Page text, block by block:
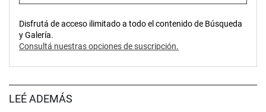
Disfrutá de acceso ilimitado a todo el contenido de Búsqueda
y Galería.
Consultá nuestras opciones de suscripción.
LEÉ ADEMÁS